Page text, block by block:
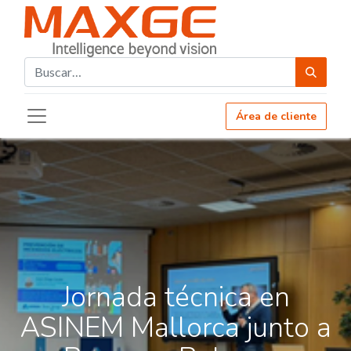
Área de cliente
Jornada técnica en
ASINEM Mallorca junto a